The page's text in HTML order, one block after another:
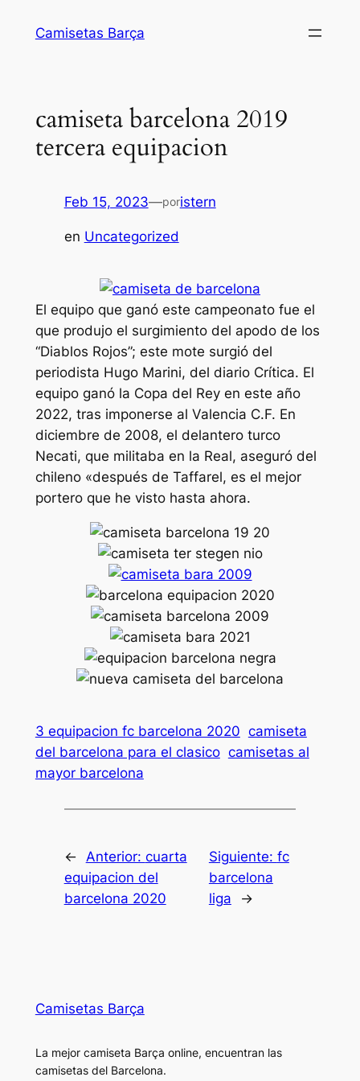
Camisetas Barça
camiseta barcelona 2019
tercera equipacion
Feb 15, 2023—poristern
en Uncategorized
El equipo que ganó este campeonato fue el
que produjo el surgimiento del apodo de los
“Diablos Rojos”; este mote surgió del
periodista Hugo Marini, del diario Crítica. El
equipo ganó la Copa del Rey en este año
2022, tras imponerse al Valencia C.F. En
diciembre de 2008, el delantero turco
Necati, que militaba en la Real, aseguró del
chileno «después de Taffarel, es el mejor
portero que he visto hasta ahora.
3 equipacion fc barcelona 2020 camiseta
del barcelona para el clasico camisetas al
mayor barcelona
← Anterior: cuarta
equipacion del
barcelona 2020
Siguiente: fc
barcelona
liga
→
Camisetas Barça
La mejor camiseta Barça online, encuentran las
camisetas del Barcelona.